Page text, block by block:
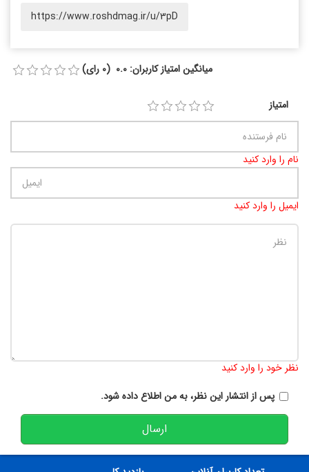
https://www.roshdmag.ir/u/3pD
میانگین امتیاز کاربران: 0.0 (0 رای)
امتیاز
نام را وارد کنید
ایمیل را وارد کنید
نظر خود را وارد کنید
پس از انتشار این نظر، به من اطلاع داده شود.
ارسال